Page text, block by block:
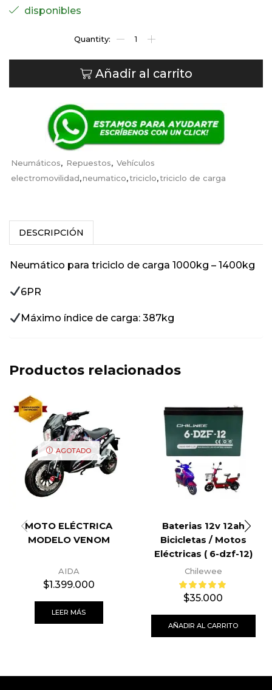
disponibles
Añadir al carrito
Neumáticos, Repuestos, Vehículos
electromovilidad,neumatico,triciclo,triciclo de carga
DESCRIPCIÓN
Neumático para triciclo de carga 1000kg – 1400kg
6PR
Máximo índice de carga: 387kg
Productos relacionados
AGOTADO
MOTO ELÉCTRICA
MODELO VENOM
AIDA
$1.399.000
LEER MÁS
Baterias 12v 12ah
Bicicletas / Motos
Eléctricas ( 6-dzf-12)
Chilewee
$35.000
AÑADIR AL CARRITO